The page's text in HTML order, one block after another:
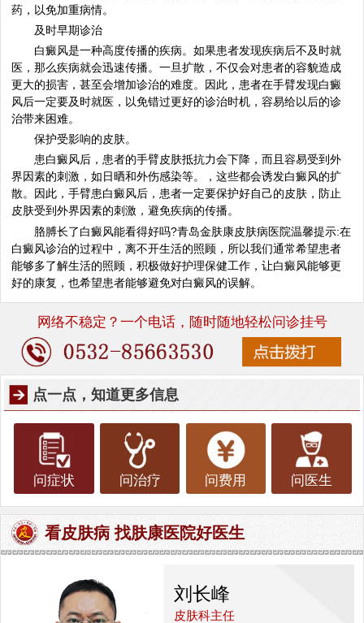
药，以免加重病情。
及时早期诊治
白癜风是一种高度传播的疾病。如果患者发现疾病后不及时就
医，那么疾病就会迅速传播。一旦扩散，不仅会对患者的容貌造成
更大的损害，甚至会增加诊治的难度。因此，患者在手臂发现白癜
风后一定要及时就医，以免错过更好的诊治时机，容易给以后的诊
治带来困难。
保护受影响的皮肤。
患白癜风后，患者的手臂皮肤抵抗力会下降，而且容易受到外
界因素的刺激，如日晒和外伤感染等。，这些都会诱发白癜风的扩
散。因此，手臂患白癜风后，患者一定要保护好自己的皮肤，防止
皮肤受到外界因素的刺激，避免疾病的传播。
胳膊长了白癜风能看得好吗?青岛金肤康皮肤病医院温馨提示:在
白癜风诊治的过程中，离不开生活的照顾，所以我们通常希望患者
能够多了解生活的照顾，积极做好护理保健工作，让白癜风能够更
好的康复，也希望患者能够避免对白癜风的误解。
网络不稳定？一个电话，随时随地轻松问诊挂号
点一点，知道更多信息
问症状 问治疗 问费用 问医生
看皮肤病 找肤康医院好医生
刘长峰
皮肤科主任